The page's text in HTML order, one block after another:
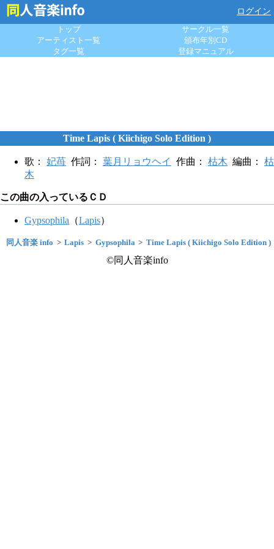
ログイン
トップ
サークル一覧
アーティスト一覧
頒布年別CD
タグ一覧
登録マニュアル
Time Lapis ( Kiichigo Solo Edition )
歌： 妃苺 作詞： 葉月リョウヘイ 作曲： 枯木 編曲： 枯
木
この曲の入っているＣＤ
Gypsophila （Lapis）
同人音楽 info Lapis Gypsophila Time Lapis ( Kiichigo Solo Edition )
©同人音楽info